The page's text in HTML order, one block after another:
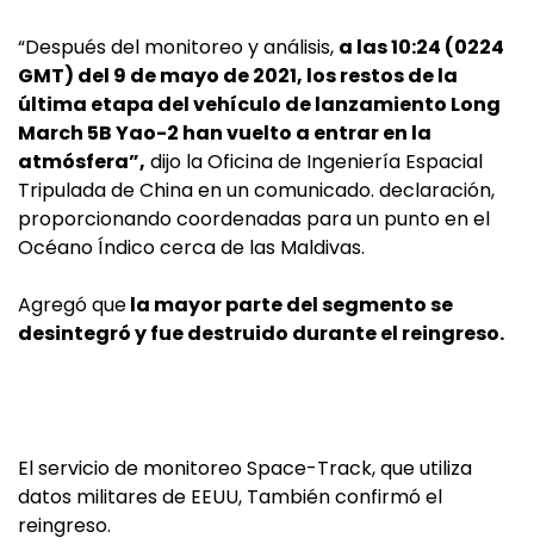
“Después del monitoreo y análisis, a las 10:24 (0224
GMT) del 9 de mayo de 2021, los restos de la
última etapa del vehículo de lanzamiento Long
March 5B Yao-2 han vuelto a entrar en la
atmósfera”, dijo la Oficina de Ingeniería Espacial
Tripulada de China en un comunicado. declaración,
proporcionando coordenadas para un punto en el
Océano Índico cerca de las Maldivas.
Agregó quela mayor parte del segmento se
desintegró y fue destruido durante el reingreso.
El servicio de monitoreo Space-Track, que utiliza
datos militares de EEUU, También confirmó el
reingreso.